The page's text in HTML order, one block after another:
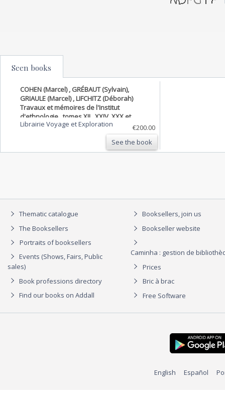
Seen books
COHEN (Marcel) , GRÉBAUT (Sylvain),
GRIAULE (Marcel) , LIFCHITZ (Déborah)
Travaux et mémoires de l'Institut
d'ethnologie , tomes XII , XXIV, XXX et
XXXVIII
Librairie Voyage et Exploration
€200.00
See the book
Thematic catalogue
The Booksellers
Portraits of booksellers
Events (Shows, Fairs, Public
sales)
Book professions directory
Find our books on Addall
Booksellers, join us
Bookseller website
Caminha : gestion de
Prices
Bric à brac
Free Software
English Español